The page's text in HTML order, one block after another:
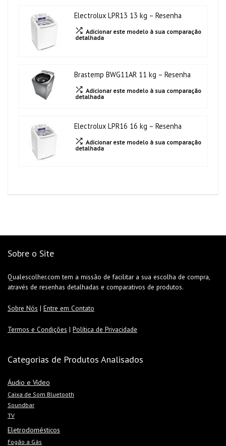
Electrolux LPR13 13 kg – Resenha
Adicionar este modelo à sua comparação
detalhada
Brastemp BWG11AR 11 kg – Resenha
Adicionar este modelo à sua comparação
detalhada
Electrolux LPR16 16 kg – Resenha
Adicionar este modelo à sua comparação
detalhada
Sobre o Site
Qualescolher.com tem a missão de facilitar a sua escolha de compra,
através de resenhas detalhadas e comparativos de produtos.
Sobre Nós | Entre em Contato
Termos e Condições | Política de Privacidade
Categorias de Produtos Analisados
Áudio e Vídeo
Caixa de Som Bluetooth
Soundbar
TV
Eletrodomésticos
Fogão a Gás